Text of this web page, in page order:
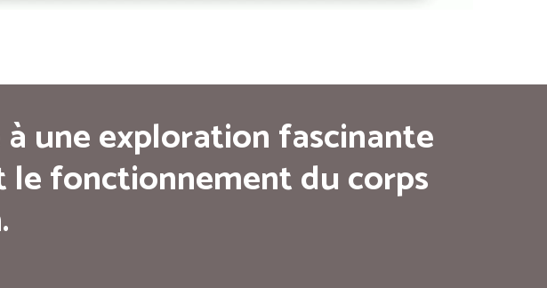
une exploration fascinante
le fonctionnement du corps